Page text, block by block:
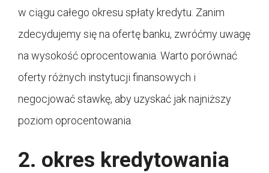
w ciągu całego okresu spłaty kredytu. Zanim
zdecydujemy się na ofertę banku, zwróćmy uwagę
na wysokość oprocentowania. Warto porównać
oferty różnych instytucji finansowych i
negocjować stawkę, aby uzyskać jak najniższy
poziom oprocentowania.
2. okres kredytowania